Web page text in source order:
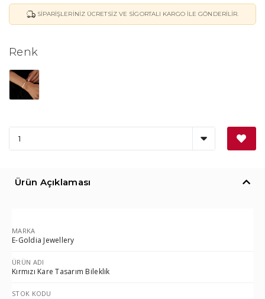
SIPARIŞLERINIZ ÜCRETSIZ VE SIGORTALI KARGO ILE GÖNDERILIR.
Renk
Ürün Açıklaması
MARKA
E-Goldia Jewellery
ÜRÜN ADI
Kırmızı Kare Tasarım Bileklik
STOK KODU